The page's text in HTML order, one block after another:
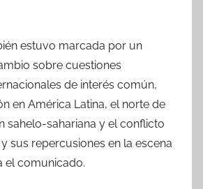
estuvo marcada por un
sobre cuestiones
de interés común,
en América Latina, el norte de
sahelo-sahariana y el conflicto
sus repercusiones en la escena
el comunicado.